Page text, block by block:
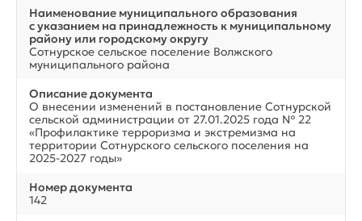
Наименование муниципального образования
с указанием на принадлежность к муниципальному
району или городскому округу
Сотнурское сельское поселение Волжского
муниципального района
Описание документа
О внесении изменений в постановление Сотнурской
сельской администрации от 27.01.2025 года № 22
«Профилактике терроризма и экстремизма на
территории Сотнурского сельского поселения на
2025-2027 годы»
Номер документа
142